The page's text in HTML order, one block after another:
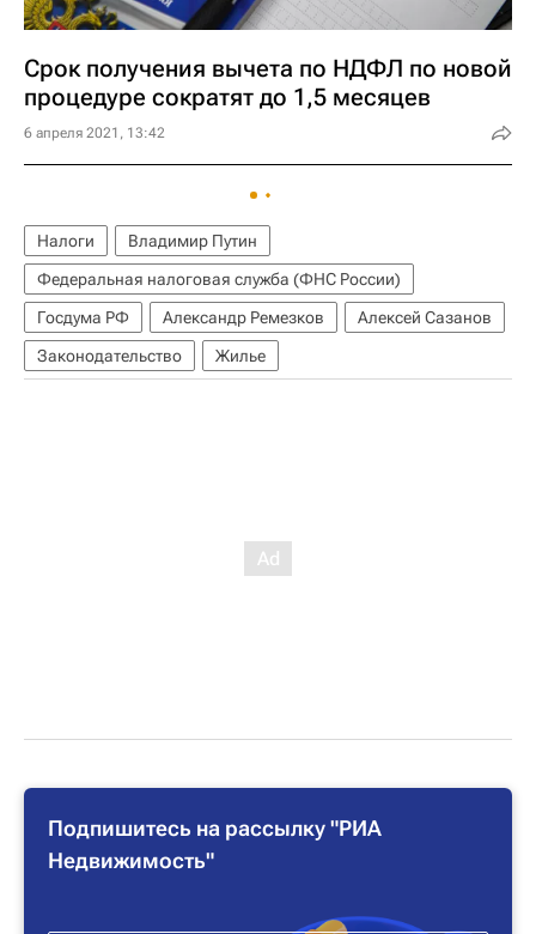
Срок получения вычета по НДФЛ по новой
процедуре сократят до 1,5 месяцев
6 апреля 2021, 13:42
Налоги
Владимир Путин
Федеральная налоговая служба (ФНС России)
Госдума РФ
Александр Ремезков
Алексей Сазанов
Законодательство
Жилье
Подпишитесь на рассылку "РИА
Недвижимость"